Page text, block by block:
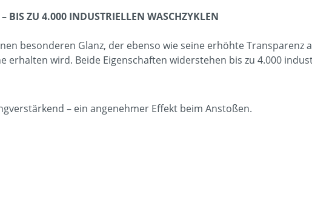
BIS ZU 4.000 INDUSTRIELLEN WASCHZYKLEN
besonderen Glanz, der ebenso wie seine erhöhte Transparenz
erhalten wird. Beide Eigenschaften widerstehen bis zu 4.000
– ein angenehmer Effekt beim Anstoßen.